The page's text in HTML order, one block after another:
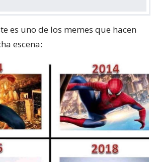
es uno de los memes que hacen
escena: